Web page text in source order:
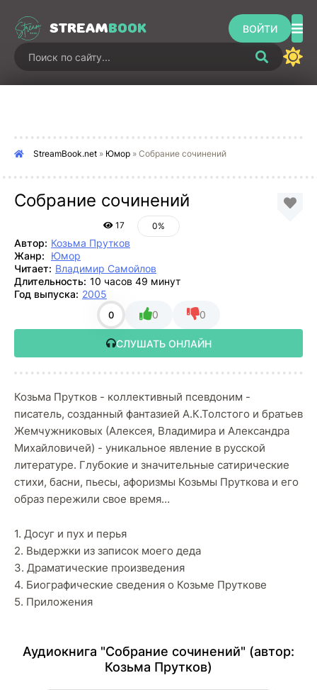
STREAMBOOK ВОЙТИ
StreamBook.net » Юмор » Собрание сочинений
Собрание сочинений
17 0%
Автор: Козьма Прутков
Жанр:
Юмор
Читает: Владимир Самойлов
Длительность: 10 часов 49 минут
Год выпуска: 2005
0 0 0
СЛУШАТЬ ОНЛАЙН
Козьма Прутков - коллективный псевдоним -
писатель, созданный фантазией А.К.Толстого и братьев
Жемчужниковых (Алексея, Владимира и Александра
Михайловичей) - уникальное явление в русской
литературе. Глубокие и значительные сатирические
стихи, басни, пьесы, афоризмы Козьмы Пруткова и его
образ пережили свое время…
1. Досуг и пух и перья
2. Выдержки из записок моего деда
3. Драматические произведения
4. Биографические сведения о Козьме Пруткове
5. Приложения
Аудиокнига "Собрание сочинений" (автор:
Козьма Прутков)